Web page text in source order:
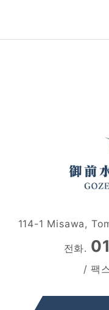
114-1 Misawa,
전화.
/ 팩